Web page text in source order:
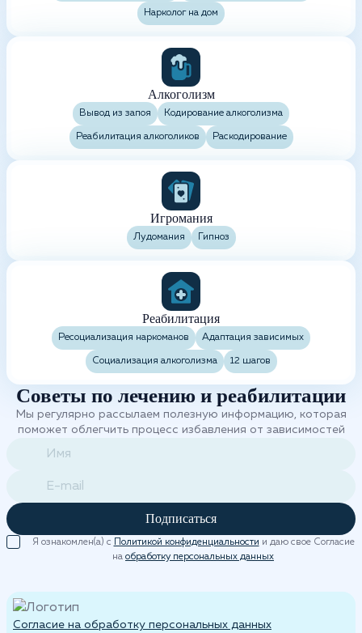
Нарколог на дом
Алкоголизм
Вывод из запоя Кодирование алкоголизма
Реабилитация алкоголиков Раскодирование
Игромания
Лудомания Гипноз
Реабилитация
Ресоциализация наркоманов Адаптация зависимых
Социализация алкоголизма 12 шагов
Советы по лечению и реабилитации
Мы регулярно рассылаем полезную информацию, которая
поможет облегчить процесс избавления от зависимостей
Подписаться
Я ознакомлен(а) с Политикой конфиденциальности и даю свое Согласие
на обработку персональных данных
Согласие на обработку персональных данных